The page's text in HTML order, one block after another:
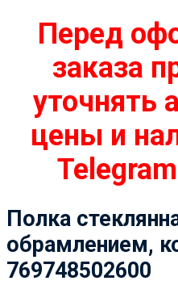
Перед
заказа
уточнять
цены и
Полка
обрамлением,
769748502600